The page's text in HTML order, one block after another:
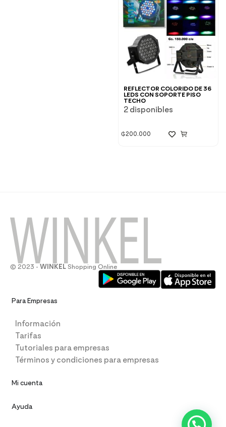
REFLECTOR COLORIDO DE 36
LEDS CON SOPORTE PISO
TECHO
2 disponibles
₲200.000
© 2023 - WINKEL Shopping Online
Para Empresas
Información
Tarifas
Tutoriales para empresas
Términos y condiciones para empresas
Mi cuenta
Ayuda